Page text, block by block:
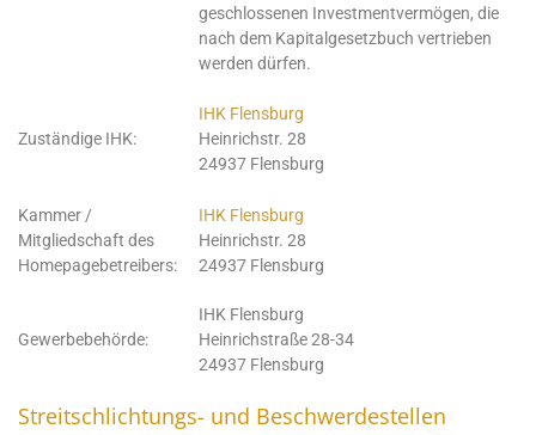
geschlossenen Investmentvermögen, die
nach dem Kapitalgesetzbuch vertrieben
werden dürfen.
Zuständige IHK:
IHK Flensburg
Heinrichstr. 28
24937 Flensburg
Kammer /
Mitgliedschaft des
Homepagebetreibers:
IHK Flensburg
Heinrichstr. 28
24937 Flensburg
Gewerbebehörde:
IHK Flensburg
Heinrichstraße 28-34
24937 Flensburg
Streitschlichtungs- und Beschwerdestellen